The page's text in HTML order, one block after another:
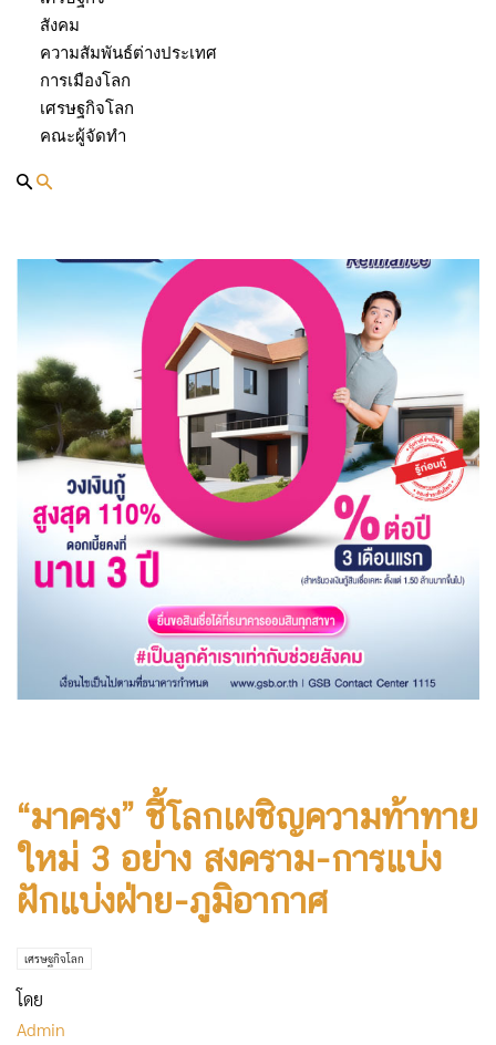
สังคม
ความสัมพันธ์ต่างประเทศ
การเมืองโลก
เศรษฐกิจโลก
คณะผู้จัดทำ
หลังจากไหลออกมาอย่างต่อเนื่องในช่วงก่อนหน้า
Advertisement
“มาครง” ชี้โลกเผชิญความท้าทาย
ใหม่ 3 อย่าง สงคราม-การแบ่ง
ฝักแบ่งฝ่าย-ภูมิอากาศ
เศรษฐกิจโลก
โดย
Admin